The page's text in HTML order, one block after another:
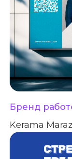
Бренд
Kerama